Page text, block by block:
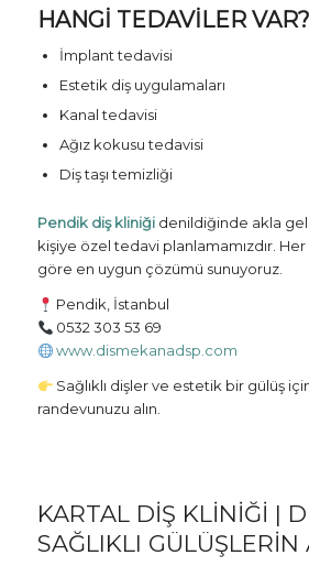
HANGI TEDAVILER VAR?
İmplant tedavisi
Estetik diş uygulamaları
Kanal tedavisi
Ağız kokusu tedavisi
Diş taşı temizliği
Pendik diş kliniğidenildiğinde akla
kişiye özel tedavi planlamamızdır. Her
göre en uygun çözümü sunuyoruz.
Pendik, İstanbul
0532 303 53 69
www.dismekanadsp.com
Sağlıklı dişler ve estetik bir gülüş
randevunuzu alın.
KARTAL DIŞ KLINIĞI |
SAĞLIKLI GÜLÜŞLERIN